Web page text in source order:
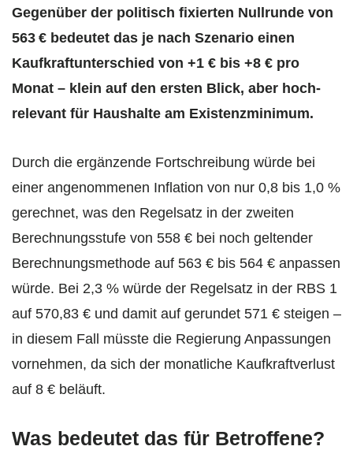
Gegenüber der politisch fixierten Nullrunde von
563 € bedeutet das je nach Szenario einen
Kaufkraft­unterschied von +1 € bis +8 € pro
Monat – klein auf den ersten Blick, aber hoch­
relevant für Haushalte am Existenz­minimum.
Durch die ergänzende Fortschreibung würde bei
einer angenommenen Inflation von nur 0,8 bis 1,0 %
gerechnet, was den Regelsatz in der zweiten
Berechnungsstufe von 558 € bei noch geltender
Berechnungsmethode auf 563 € bis 564 € anpassen
würde. Bei 2,3 % würde der Regelsatz in der RBS 1
auf 570,83 € und damit auf gerundet 571 € steigen –
in diesem Fall müsste die Regierung Anpassungen
vornehmen, da sich der monatliche Kaufkraftverlust
auf 8 € beläuft.
Was bedeutet das für Betroffene?